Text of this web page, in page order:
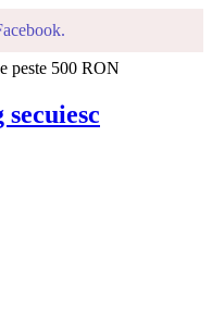
peste 500 RON